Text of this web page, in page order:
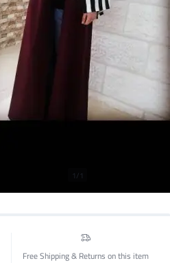
1/1
Free Shipping & Returns on this item